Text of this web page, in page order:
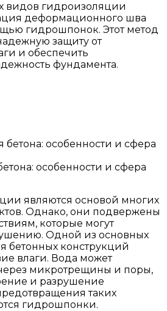
видов гидроизоляции
деформационного шва
гидрошпонок. Этот метод
защиту от
и обеспечить
фундамента.
особенности и сфера
являются основой многих
Однако, они подвержены
которые могут
Одной из основных
бетонных конструкций
влаги. Вода может
микротрещины и поры,
и разрушение
таких
гидрошпонки.